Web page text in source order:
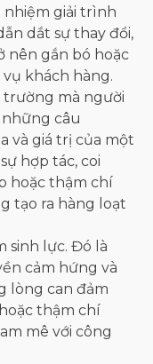
nhiệm giải trình
dắt sự thay đổi,
nên gắn bó hoặc
khách hàng.
trường mà người
những câu
và giá trị của một
hợp tác, coi
hoặc thậm chí
tạo ra hàng loạt
sinh lực. Đó là
cảm hứng và
lòng can đảm
thậm chí
mê với công